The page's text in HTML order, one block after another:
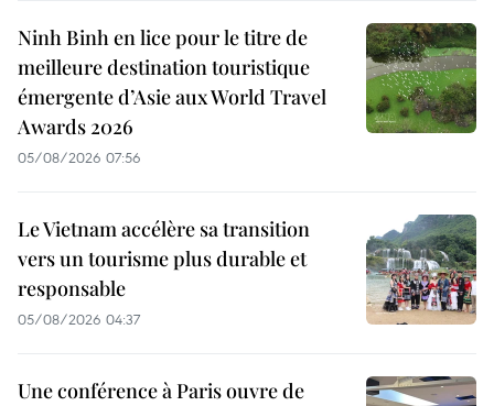
Ninh Binh en lice pour le titre de
meilleure destination touristique
émergente d’Asie aux World Travel
Awards 2026
05/08/2026 07:56
Le Vietnam accélère sa transition
vers un tourisme plus durable et
responsable
05/08/2026 04:37
Une conférence à Paris ouvre de